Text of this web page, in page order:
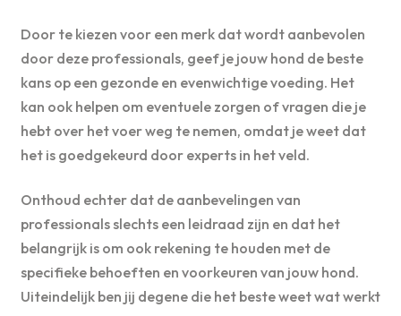
Door te kiezen voor een merk dat wordt aanbevolen
door deze professionals, geef je jouw hond de beste
kans op een gezonde en evenwichtige voeding. Het
kan ook helpen om eventuele zorgen of vragen die je
hebt over het voer weg te nemen, omdat je weet dat
het is goedgekeurd door experts in het veld.
Onthoud echter dat de aanbevelingen van
professionals slechts een leidraad zijn en dat het
belangrijk is om ook rekening te houden met de
specifieke behoeften en voorkeuren van jouw hond.
Uiteindelijk ben jij degene die het beste weet wat werkt